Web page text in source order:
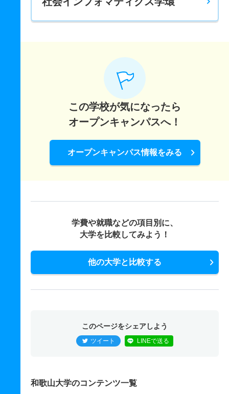
この学校が気になったら
オープンキャンパスへ！
オープンキャンパス情報をみる
学費や就職などの項目別に、
大学を比較してみよう！
他の大学と比較する
このページをシェアしよう
ツイート LINEで送る
和歌山大学のコンテンツ一覧